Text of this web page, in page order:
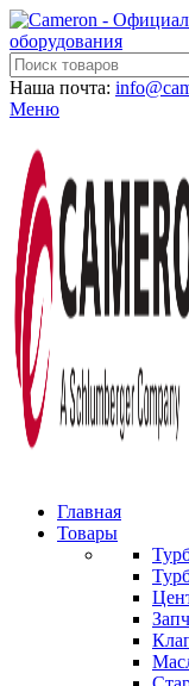
Наша почта:
Меню
Главная
Товары